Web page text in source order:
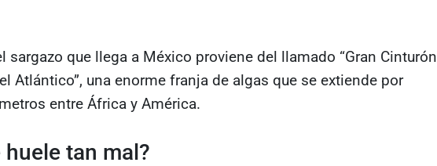
sargazo que llega a México proviene del llamado “Gran Cinturón
Atlántico”, una enorme franja de algas que se extiende por
entre África y América.
huele tan mal?